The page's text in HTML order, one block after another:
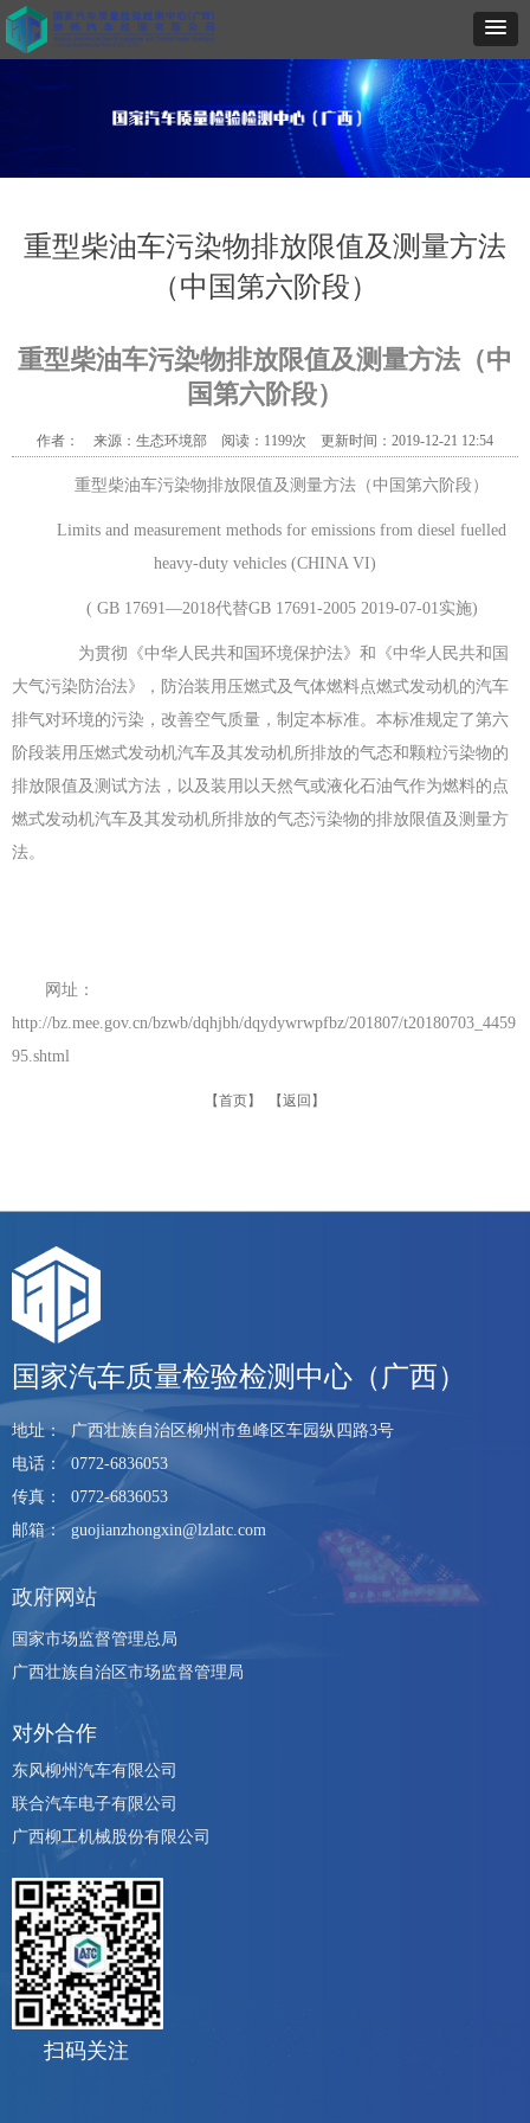
重型柴油车污染物排放限值及测量方法
（中国第六阶段）
重型柴油车污染物排放限值及测量方法（中
国第六阶段）
作者： 来源：生态环境部 阅读 ： 1199次 更新时间 ： 2019-12-21 12:54
重型柴油车污染物排放限值及测量方法（中国第六阶段）
Limits and measurement methods for emissions from diesel fuelled
heavy-duty vehicles (CHINA VI)
( GB 17691—2018代替GB 17691-2005 2019-07-01实施)
为贯彻《中华人民共和国环境保护法》和《中华人民共和国
大气污染防治法》，防治装用压燃式及气体燃料点燃式发动机的汽车
排气对环境的污染，改善空气质量，制定本标准。本标准规定了第六
阶段装用压燃式发动机汽车及其发动机所排放的气态和颗粒污染物的
排放限值及测试方法，以及装用以天然气或液化石油气作为燃料的点
燃式发动机汽车及其发动机所排放的气态污染物的排放限值及测量方
法。
网址：
http://bz.mee.gov.cn/bzwb/dqhjbh/dqydywrwpfbz/201807/t20180703_4459
95.shtml
【首页】 【返回】
扫码关注
国家汽车质量检验检测中心（广西）
地址： 广西壮族自治区柳州市鱼峰区车园纵四路3号
电话：
0772-6836053
传真：
0772-6836053
邮箱： guojianzhongxin@lzlatc.com
政府网站
国家市场监督管理总局
广西壮族自治区市场监督管理局
对外合作
东风柳州汽车有限公司
联合汽车电子有限公司
广西柳工机械股份有限公司